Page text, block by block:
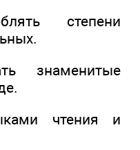
степени
знаменитые
чтения и